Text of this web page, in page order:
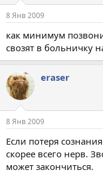
8 Янв 2009
как минимум
свозят в больничку
eraser
8 Янв 2009
Если потеря
скорее всего нерв.
может закончиться.